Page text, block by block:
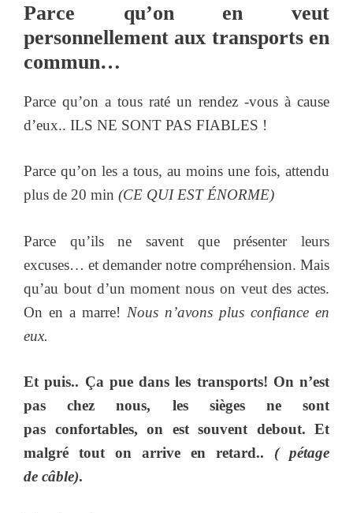
Parce qu’on en veut
personnellement aux transports en
commun…
Parce qu’on a tous raté un rendez -vous à cause
d’eux.. ILS NE SONT PAS FIABLES !
Parce qu’on les a tous, au moins une fois, attendu
plus de 20 min (CE QUI EST ÉNORME)
Parce qu’ils ne savent que présenter leurs
excuses… et demander notre compréhension. Mais
qu’au bout d’un moment nous on veut des actes.
On en a marre! Nous n’avons plus confiance en
eux.
Et puis.. Ça pue dans les transports! On n’est
pas chez nous, les sièges ne sont
pas confortables, on est souvent debout. Et
malgré tout on arrive en retard.. ( pétage
de câble).